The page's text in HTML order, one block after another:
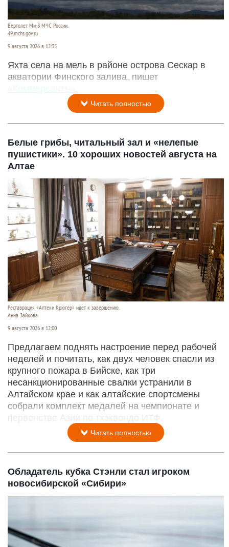
Вертолет Ми-8 МЧС России.
49.mchs.gov.ru
9 августа 2026 в 12:35
Яхта села на мель в районе острова Сескар в
акватории Финского залива, пишет
«Коммерсантъ»
Читать полностью
Белые грибы, читальный зал и «нелепые
пушистики». 10 хороших новостей августа на
Алтае
Реставрация «Аптеки Крюгер» идет к завершению.
Анна Зайкова
9 августа 2026 в 12:00
Предлагаем поднять настроение перед рабочей
неделей и почитать, как двух человек спасли из
крупного пожара в Бийске, как три
несанкционированные свалки устранили в
Алтайском крае и как алтайские спортсмены
собрали комплект медалей на чемпионате и
первенстве Азии по тхэквондо ИТФ.
Читать полностью
Обладатель кубка Стэнли стал игроком
новосибирской «Сибири»